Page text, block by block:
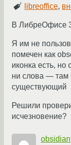
libreoffice,
В ЛибреОфисе
Я им не
помечен как
иконка есть, но
ни слова — там
существующий
Решили
исчезновение?
obsidian